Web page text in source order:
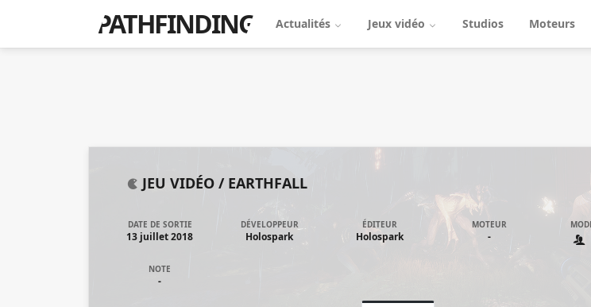
PATHFINDING Actualités Jeux vidéo Studios Moteurs
JEU VIDÉO / EARTHFALL
DATE DE SORTIE
13 juillet 2018
DÉVELOPPEUR
Holospark
ÉDITEUR
Holospark
MOTEUR
-
NOTE
-